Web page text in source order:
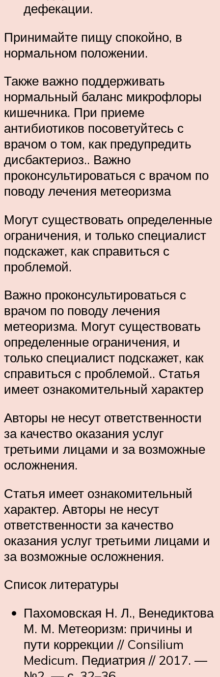
дефекации.
Принимайте пищу спокойно, в
нормальном положении.
Также важно поддерживать
нормальный баланс микрофлоры
кишечника. При приеме
антибиотиков посоветуйтесь с
врачом о том, как предупредить
дисбактериоз.. Важно
проконсультироваться с врачом по
поводу лечения метеоризма
Могут существовать определенные
ограничения, и только специалист
подскажет, как справиться с
проблемой.
Важно проконсультироваться с
врачом по поводу лечения
метеоризма. Могут существовать
определенные ограничения, и
только специалист подскажет, как
справиться с проблемой.. Статья
имеет ознакомительный характер
Авторы не несут ответственности
за качество оказания услуг
третьими лицами и за возможные
осложнения.
Статья имеет ознакомительный
характер. Авторы не несут
ответственности за качество
оказания услуг третьими лицами и
за возможные осложнения.
Список литературы
Пахомовская Н. Л., Венедиктова
М. М. Метеоризм: причины и
пути коррекции // Consilium
Medicum. Педиатрия // 2017. —